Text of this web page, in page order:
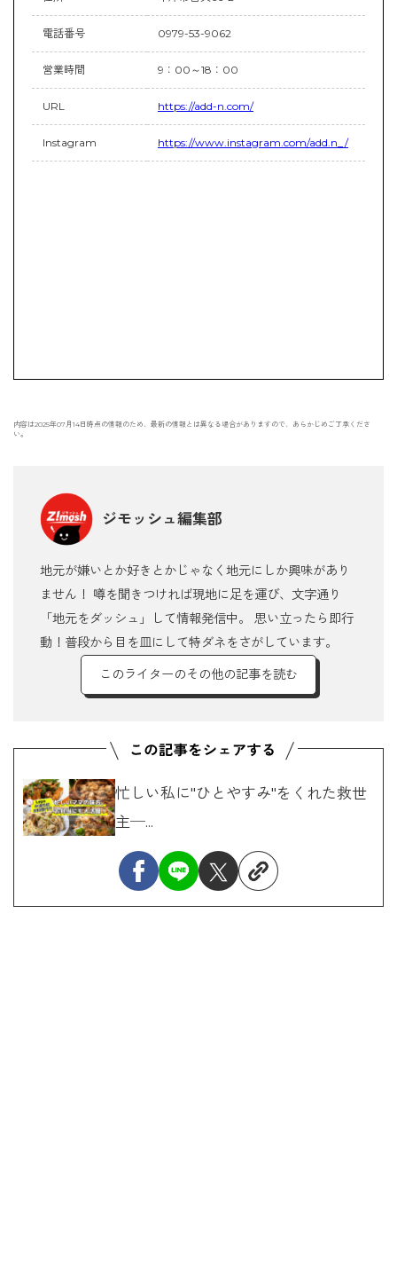
電話番号 0979-53-9062
営業時間 9：00～18：00
URL https://add-n.com/
Instagram https://www.instagram.com/add.n_/
内容は2025年07月14日時点の情報のため、最新の情報とは異なる場合がありますので、あらかじめご了承くださ
い。
ジモッシュ編集部
地元が嫌いとか好きとかじゃなく地元にしか興味があり
ません！ 噂を聞きつければ現地に足を運び、文字通り
「地元をダッシュ」して情報発信中。 思い立ったら即行
動！普段から目を皿にして特ダネをさがしています。
このライターのその他の記事を読む
忙しい私に"ひとやすみ"をくれた救世
主─...